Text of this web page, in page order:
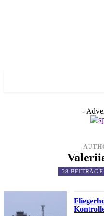
-
28 BEITRÄGE